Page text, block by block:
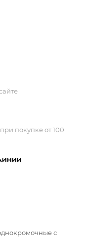
покупке от 100
с